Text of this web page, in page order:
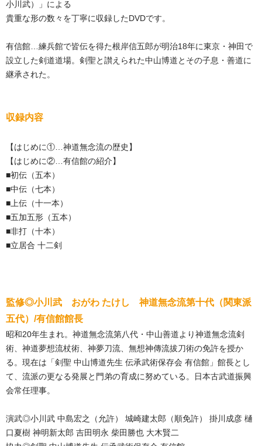
小川武）」による
貴重な形の数々を丁寧に収録したDVDです。
有信館…練兵館で皆伝を得た根岸信五郎が明治18年に東京・神田で
設立した剣道道場。剣聖と讃えられた中山博道とその子息・善道に
継承された。
収録内容
【はじめに①…神道無念流の歴史】
【はじめに②…有信館の紹介】
■初伝（五本）
■中伝（七本）
■上伝（十一本）
■五加五形（五本）
■非打（十本）
■立居合 十二剣
監修◎小川武 おがわ たけし 神道無念流第十代（関東派
五代）/有信館館長
昭和20年生まれ。神道無念流第八代・中山善道より神道無念流剣
術、神道夢想流杖術、神夢刀流、無想神傳流拔刀術の免許を授か
る。現在は「剣聖 中山博道先生 伝承武術保存会 有信館」館長とし
て、流派の更なる発展と門弟の育成に努めている。日本古武道振興
会常任理事。
演武◎小川武 中島宏之（允許） 城崎建太郎（順免許） 掛川成彦 樋
口夏樹 神明新太郎 吉田明永 柴田勝也 大木賢二